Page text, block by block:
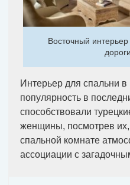
Восточный
Интерьер для спальни
популярность в
способствовали
женщины, посмотрев их,
спальной комнате
ассоциации с